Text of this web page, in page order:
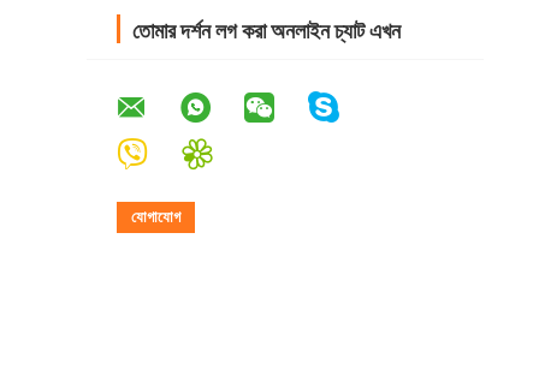
তোমার দর্শন লগ করা অনলাইন চ্যাট এখন